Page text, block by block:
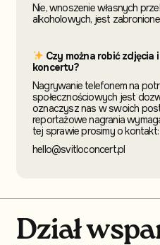
Nie, wnoszenie własnych
alkoholowych, jest
Czy można robić
koncertu?
Nagrywanie telefonem na
społecznościowych jest
oznaczysz nas w swoich
reportażowe nagrania
tej sprawie prosimy o kontakt:
hello@svitloconcert.pl
Dział